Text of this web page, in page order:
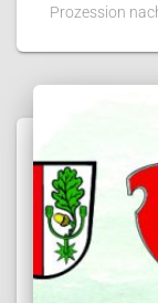
Prozession